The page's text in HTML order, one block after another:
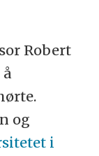
Robert
og
i